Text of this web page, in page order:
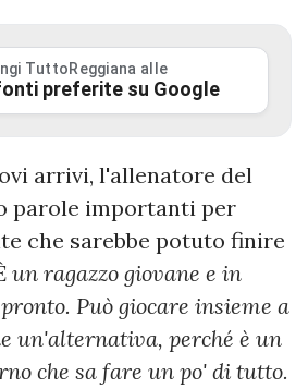
TuttoReggiana alle
preferite su Google
arrivi, l'allenatore del
parole importanti per
che sarebbe potuto finire
un ragazzo giovane e in
Può giocare insieme a
un'alternativa, perché è un
che sa fare un po' di tutto.